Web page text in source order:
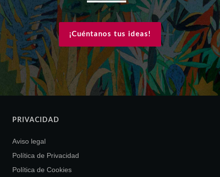
¡Cuéntanos tus ideas!
PRIVACIDAD
Aviso legal
Política de Privacidad
Política de Cookies